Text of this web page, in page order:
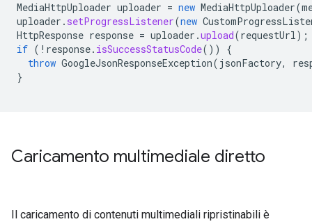
MediaHttpUploader uploader = new MediaHttpUploader(
uploader . setProgressListener(new
HttpResponse response = uploader .upload(requestUrl);
if ( ! response. isSuccessStatusCode())
{
throw GoogleJsonResponseException( jsonFactory,
}
Caricamento multimediale diretto
Il caricamento di contenuti multimediali ripristinabili è